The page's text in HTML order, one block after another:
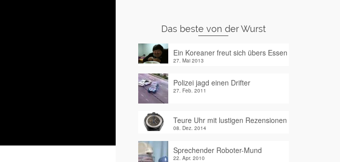
Das beste von der Wurst
Ein Koreaner freut sich übers Essen
27. Mai 2013
Polizei jagd einen Drifter
27. Feb. 2011
Teure Uhr mit lustigen Rezensionen
08. Dez. 2014
Sprechender Roboter-Mund
22. Apr. 2010